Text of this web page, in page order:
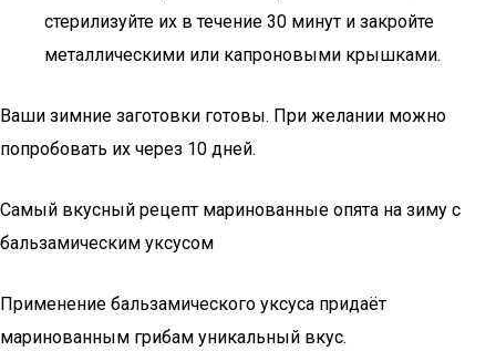
стерилизуйте их в течение 30 минут и закройте
металлическими или капроновыми крышками.
Ваши зимние заготовки готовы. При желании можно
попробовать их через 10 дней.
Самый вкусный рецепт маринованные опята на зиму с
бальзамическим уксусом
Применение бальзамического уксуса придаёт
маринованным грибам уникальный вкус.